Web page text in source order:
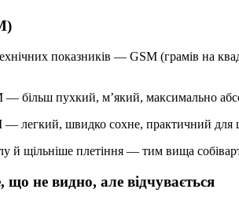
показників — GSM (грамів на
— більш пухкий, м’який, максимально
— легкий, швидко сохне, практичний для
й щільніше плетіння — тим вища
що не видно, але відчувається